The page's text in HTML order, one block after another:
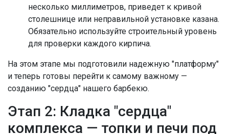
несколько миллиметров, приведет к кривой
столешнице или неправильной установке казана.
Обязательно используйте строительный уровень
для проверки каждого кирпича.
На этом этапе мы подготовили надежную "платформу"
и теперь готовы перейти к самому важному —
созданию "сердца" нашего барбекю.
Этап 2: Кладка "сердца"
комплекса — топки и печи под